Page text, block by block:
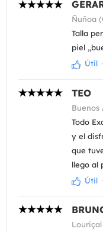
Ñuñoa
Talla
piel
Útil
TEO
Todo
y el
que
llego al
Útil